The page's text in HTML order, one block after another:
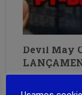
Devil May